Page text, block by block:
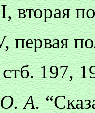
197,
О. А.